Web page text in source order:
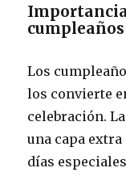
Importancia
cumpleaños
Los
los convierte
celebración.
una capa
días